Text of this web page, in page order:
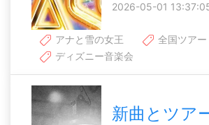
2026-05-01
アナと雪の女王
全国ツアー
ディズニー音楽会
新曲とツア